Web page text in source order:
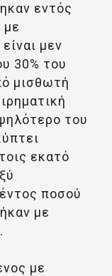
εντός
με
μεν
30% του
μισθωτή
του
εκατό
ποσού
με
με